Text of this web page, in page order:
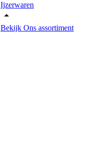
Ijzerwaren
Bekijk Ons assortiment